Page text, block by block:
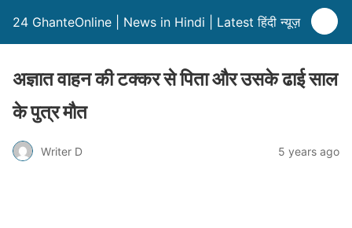
24 GhanteOnline | News in Hindi | Latest हिंदी न्यूज़
अज्ञात वाहन की टक्कर से पिता और उसके ढाई साल
के पुत्र मौत
Writer D 5 years ago